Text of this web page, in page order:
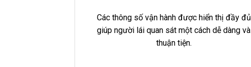
Các thông số vận hành được hiển thị đầy đủ
giúp người lái quan sát một cách dễ dàng và
thuận tiện.